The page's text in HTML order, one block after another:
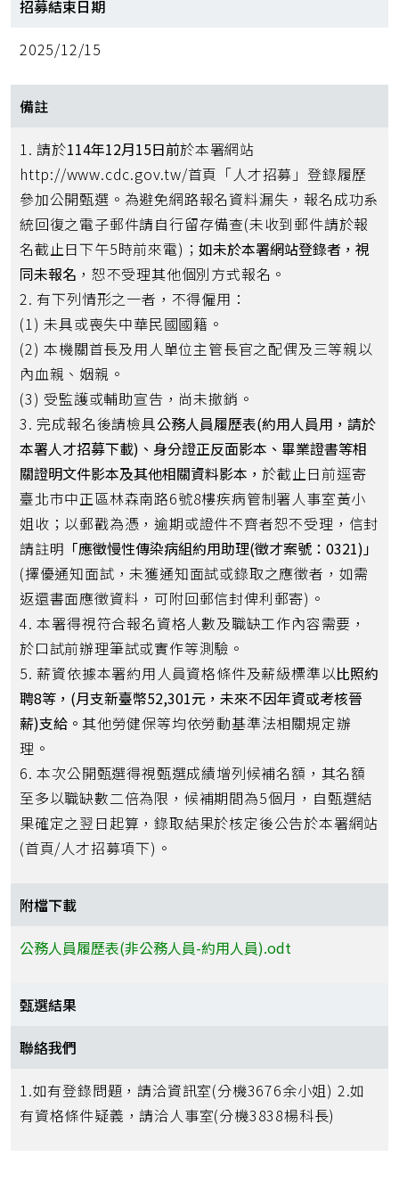
招募結束日期
2025/12/15
備註
1. 請於114年12月15日前於本署網站
http://www.cdc.gov.tw/首頁「人才招募」登錄履歷
參加公開甄選。為避免網路報名資料漏失，報名成功系
統回復之電子郵件請自行留存備查(未收到郵件請於報
名截止日下午5時前來電)；如未於本署網站登錄者，視
同未報名 ，恕不受理其他個別方式報名。
2. 有下列情形之一者，不得僱用：
(1) 未具或喪失中華民國國籍。
(2) 本機關首長及用人單位主管長官之配偶及三等親以
內血親、姻親。
(3) 受監護或輔助宣告，尚未撤銷。
3. 完成報名後請檢具公務人員履歷表(約用人員用，請於
本署人才招募下載)、身分證正反面影本、畢業證書等相
關證明文件影本及其他相關資料影本， 於截止日前逕寄
臺北市中正區林森南路6號8樓疾病管制署人事室黃小
姐收；以郵戳為憑，逾期或證件不齊者恕不受理，信封
請註明 「應徵慢性傳染病組約用助理(徵才案號：0321)」
(擇優通知面試，未獲通知面試或錄取之應徵者，如需
返還書面應徵資料，可附回郵信封俾利郵寄)。
4. 本署得視符合報名資格人數及職缺工作內容需要，
於口試前辦理筆試或實作等測驗。
5. 薪資依據本署約用人員資格條件及薪級標準以比照約
聘8等，(月支新臺幣52,301元，未來不因年資或考核晉
薪)支給。 其他勞健保等均依勞動基準法相關規定辦
理。
6. 本次公開甄選得視甄選成績增列候補名額，其名額
至多以職缺數二倍為限，候補期間為5個月，自甄選結
果確定之翌日起算，錄取結果於核定後公告於本署網站
(首頁/人才招募項下)。
附檔下載
公務人員履歷表(非公務人員-約用人員).odt
甄選結果
聯絡我們
1.如有登錄問題，請洽資訊室(分機3676余小姐) 2.如
有資格條件疑義，請洽人事室(分機3838楊科長)